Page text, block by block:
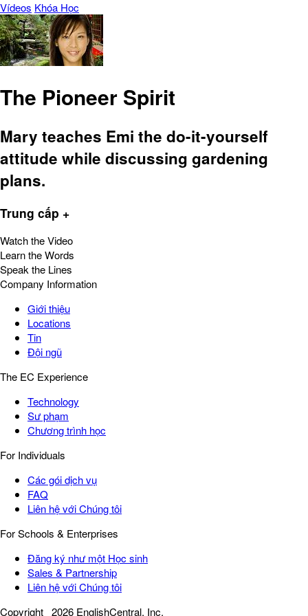
Vídeos Khóa Học
The Pioneer Spirit
Mary teaches Emi the do-it-yourself
attitude while discussing gardening
plans.
Trung cấp +
Watch the Video
Learn the Words
Speak the Lines
Company Information
Giới thiệu
Locations
Tin
Đội ngũ
The EC Experience
Technology
Sư phạm
Chương trình học
For Individuals
Các gói dịch vụ
FAQ
Liên hệ với Chúng tôi
For Schools & Enterprises
Đăng ký như một Học sinh
Sales & Partnership
Liên hệ với Chúng tôi
Copyright 2026 EnglishCentral, Inc.